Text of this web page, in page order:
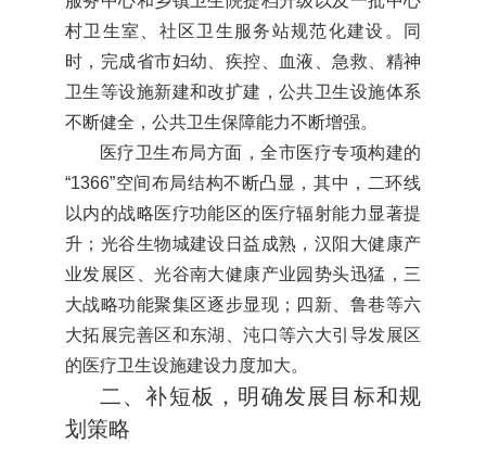
村卫生室、社区卫生服务站规范化建设。同
时，完成省市妇幼、疾控、血液、急救、精神
卫生等设施新建和改扩建，公共卫生设施体系
不断健全，公共卫生保障能力不断增强。
医疗卫生布局方面，全市医疗专项构建的
“1366”空间布局结构不断凸显，其中，二环线
以内的战略医疗功能区的医疗辐射能力显著提
升；光谷生物城建设日益成熟，汉阳大健康产
业发展区、光谷南大健康产业园势头迅猛，三
大战略功能聚集区逐步显现；四新、鲁巷等六
大拓展完善区和东湖、沌口等六大引导发展区
的医疗卫生设施建设力度加大。
二、补短板，明确发展目标和规
划策略